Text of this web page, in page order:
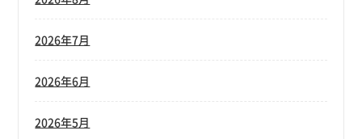
2026年7月
2026年6月
2026年5月